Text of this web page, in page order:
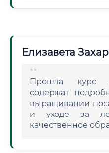
Елизавета
Прошла курс
содержат
выращивании
и уходе за
качественное